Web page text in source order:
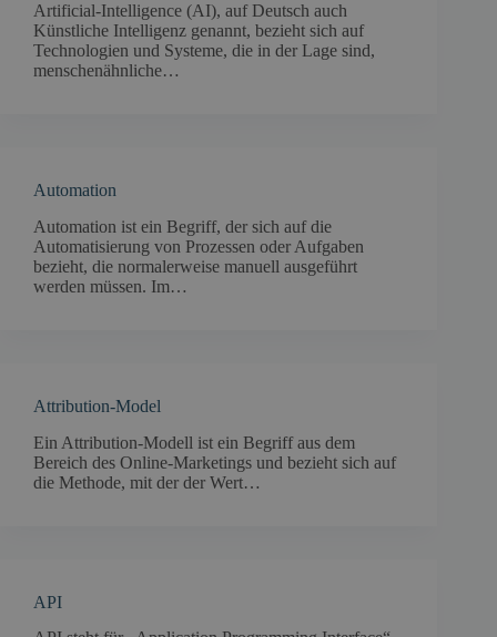
Artificial-Intelligence (AI), auf Deutsch auch
Künstliche Intelligenz genannt, bezieht sich auf
Technologien und Systeme, die in der Lage sind,
menschenähnliche…
Automation
Automation ist ein Begriff, der sich auf die
Automatisierung von Prozessen oder Aufgaben
bezieht, die normalerweise manuell ausgeführt
werden müssen. Im…
Attribution-Model
Ein Attribution-Modell ist ein Begriff aus dem
Bereich des Online-Marketings und bezieht sich auf
die Methode, mit der der Wert…
API